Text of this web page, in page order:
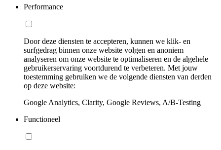
Performance
Door deze diensten te accepteren, kunnen we klik- en
surfgedrag binnen onze website volgen en anoniem
analyseren om onze website te optimaliseren en de algehele
gebruikerservaring voortdurend te verbeteren. Met jouw
toestemming gebruiken we de volgende diensten van derden
op deze website:
Google Analytics, Clarity, Google Reviews, A/B-Testing
Functioneel